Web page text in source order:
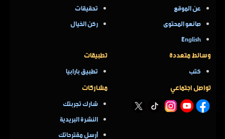
عن الموقع
صانعو المحتوى
English
تحقيقات
ركن الخيال
وسائط متعددة
كتب
تطبيقات
تطبيق بارابيا
تواصل اجتماعي مشاركات
شارك تجربتك
النشرة البريدية
أرسل مقترحاتك